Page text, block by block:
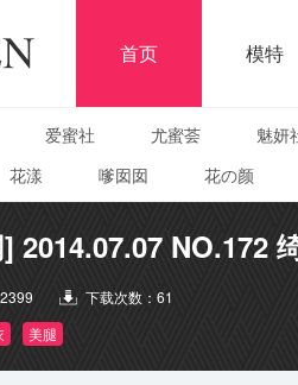
首页 模特
爱蜜社 尤蜜荟 魅妍
花漾 嗲囡囡 花の颜
2014.07.07 NO.172
2399 下载次数： 61
美腿